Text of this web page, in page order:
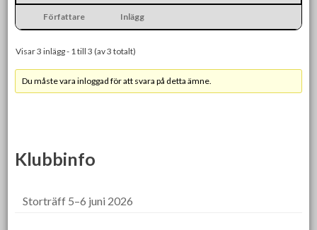
Författare Inlägg
Visar 3 inlägg - 1 till 3 (av 3 totalt)
Du måste vara inloggad för att svara på detta ämne.
Klubbinfo
Storträff 5–6 juni 2026